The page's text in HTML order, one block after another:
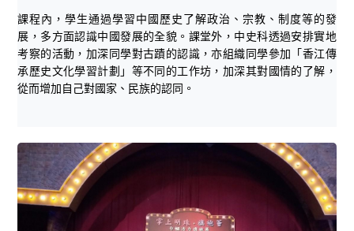
課程內，學生通過學習中國歷史了解政治、宗教、制度等的發
展，多方面認識中國發展的全貌。課堂外，中史科透過安排實地
考察的活動，加深同學對古蹟的認識，亦組織同學參加「香江傳
承歷史文化學習計劃」等不同的工作坊，加深其對國情的了解，
從而增加自己對國家、民族的認同。